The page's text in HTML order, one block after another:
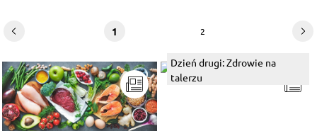
1 2
Dzień drugi: Zdrowie na
talerzu